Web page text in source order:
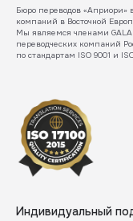
Бюро переводов «Априори»
компаний в Восточной
Мы являемся членами
переводческих компаний
по стандартам ISO 9001 и ISO
Индивидуальный